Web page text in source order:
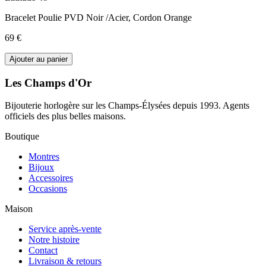
Bracelet Poulie PVD Noir /Acier, Cordon Orange
69 €
Ajouter au panier
Les Champs d'Or
Bijouterie horlogère sur les Champs-Élysées depuis 1993. Agents
officiels des plus belles maisons.
Boutique
Montres
Bijoux
Accessoires
Occasions
Maison
Service après-vente
Notre histoire
Contact
Livraison & retours